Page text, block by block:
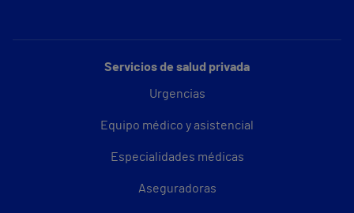
Servicios de salud privada
Urgencias
Equipo médico y asistencial
Especialidades médicas
Aseguradoras